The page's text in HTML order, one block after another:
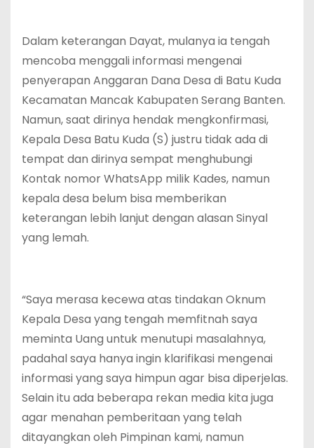
Dalam keterangan Dayat, mulanya ia tengah
mencoba menggali informasi mengenai
penyerapan Anggaran Dana Desa di Batu Kuda
Kecamatan Mancak Kabupaten Serang Banten.
Namun, saat dirinya hendak mengkonfirmasi,
Kepala Desa Batu Kuda (S) justru tidak ada di
tempat dan dirinya sempat menghubungi
Kontak nomor WhatsApp milik Kades, namun
kepala desa belum bisa memberikan
keterangan lebih lanjut dengan alasan Sinyal
yang lemah.
“Saya merasa kecewa atas tindakan Oknum
Kepala Desa yang tengah memfitnah saya
meminta Uang untuk menutupi masalahnya,
padahal saya hanya ingin klarifikasi mengenai
informasi yang saya himpun agar bisa diperjelas.
Selain itu ada beberapa rekan media kita juga
agar menahan pemberitaan yang telah
ditayangkan oleh Pimpinan kami, namun